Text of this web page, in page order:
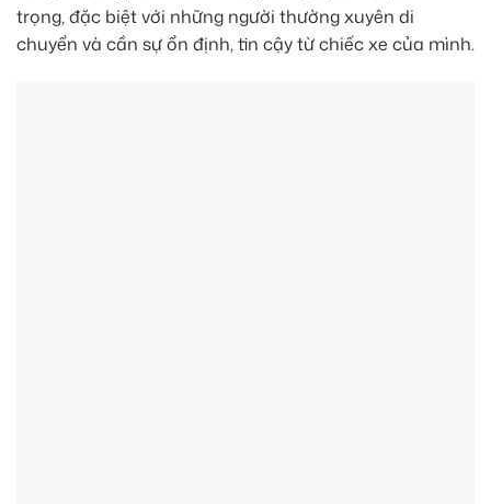
trọng, đặc biệt với những người thường xuyên di
chuyển và cần sự ổn định, tin cậy từ chiếc xe của mình.